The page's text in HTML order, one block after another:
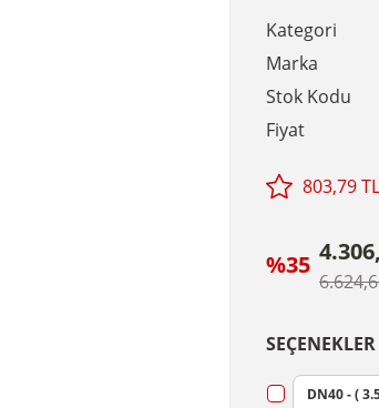
Kategori
Marka
Stok Kodu
Fiyat
803,79
%35
SEÇENEKLER
DN40 - (